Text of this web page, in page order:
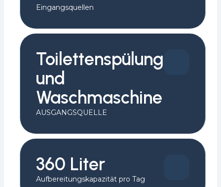
Eingangsquellen
Toilettenspülung
und
Waschmaschine
AUSGANGSQUELLE
360 Liter
Aufbereitungskapazität pro Tag